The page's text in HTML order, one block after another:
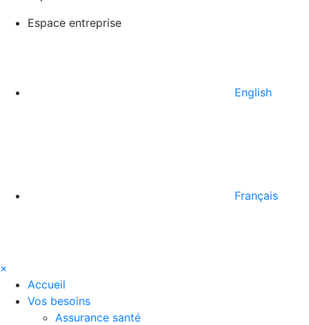
Espace entreprise
English
Français
×
Accueil
Vos besoins
Assurance santé